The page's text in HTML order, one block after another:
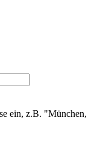
ein, z.B. "München,